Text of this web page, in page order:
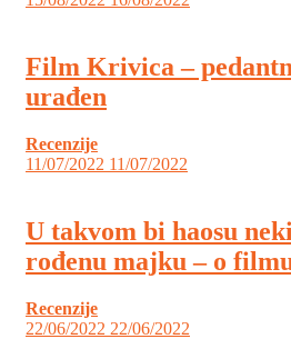
Film Krivica –
urađen
Recenzije
11/07/2022 11/07/2022
U takvom bi haosu
rođenu majku – o
Recenzije
22/06/2022 22/06/2022